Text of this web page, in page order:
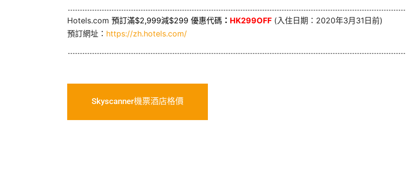
Hotels.com 預訂滿$2,999減$299 優惠代碼 ： HK299OFF (入住日期：2020年3月31日前)
預訂網址： https://zh.hotels.com/
Skyscanner機票酒店格價